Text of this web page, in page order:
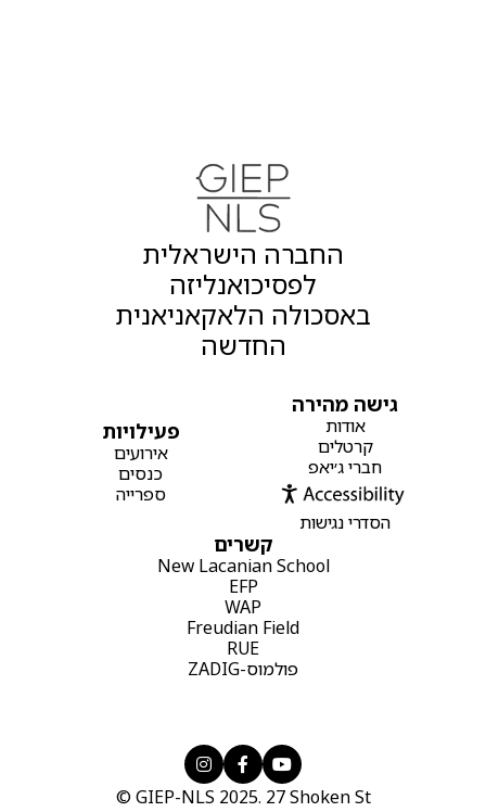
החברה הישראלית
לפסיכואנליזה
באסכולה הלאקאניאנית
החדשה
גישה מהירה
אודות
קרטלים
חברי ג׳יאפ
הסדרי נגישות
פעילויות
אירועים
כנסים
ספרייה
קשרים
New Lacanian School
EFP
WAP
Freudian Field
RUE
פולמוס-ZADIG
© GIEP-NLS 2025. 27 Shoken St


